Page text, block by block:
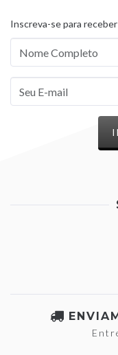
Inscreva-se para